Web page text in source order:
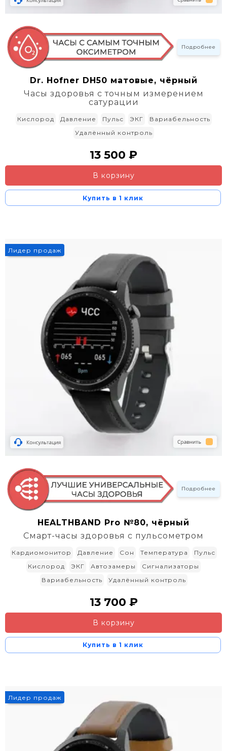
Подробнее
Dr. Hofner DH50 матовые, чёрный
Часы здоровья с точным измерением
сатурации
Кислород Давление Пульс ЭКГ
Вариабельность
Удалённый контроль
13 500 ₽
В корзину
Купить в 1 клик
Лидер продаж
Подробнее
HEALTHBAND Pro №80, чёрный
Смарт-часы здоровья с пульсометром
Кардиомонитор Давление Сон Температура
Пульс
Кислород
ЭКГ Автозамеры
Сигнализаторы
Вариабельность
Удалённый контроль
13 700 ₽
В корзину
Купить в 1 клик
Лидер продаж